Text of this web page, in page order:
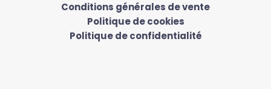
Conditions générales de vente
Politique de cookies
Politique de confidentialité